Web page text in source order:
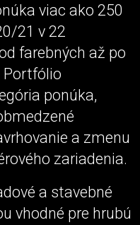
viac ako 250
21 v 22
farebných až po
Portfólio
ponúka,
a zmenu
zariadenia.
a stavebné
vhodné pre hrubú